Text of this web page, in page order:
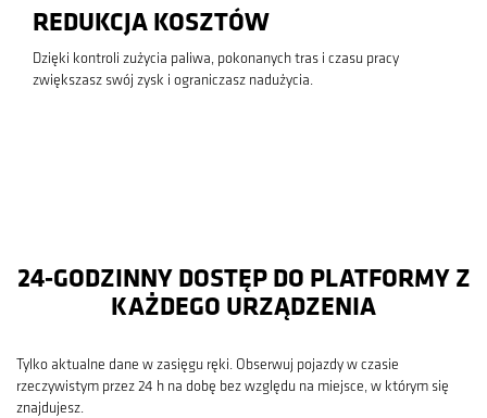
REDUKCJA KOSZTÓW
Dzięki kontroli zużycia paliwa, pokonanych tras i czasu pracy
zwiększasz swój zysk i ograniczasz nadużycia.
24-GODZINNY DOSTĘP DO PLATFORMY Z
KAŻDEGO URZĄDZENIA
Tylko aktualne dane w zasięgu ręki. Obserwuj pojazdy w czasie
rzeczywistym przez 24 h na dobę bez względu na miejsce, w którym się
znajdujesz.